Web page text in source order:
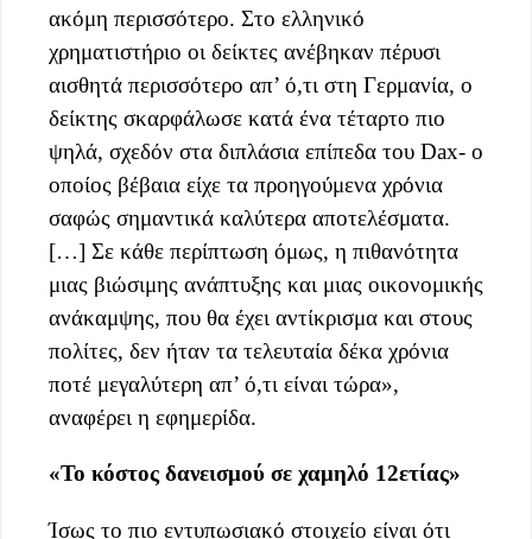
ακόμη περισσότερο. Στο ελληνικό
χρηματιστήριο οι δείκτες ανέβηκαν πέρυσι
αισθητά περισσότερο απ’ ό,τι στη Γερμανία, ο
δείκτης σκαρφάλωσε κατά ένα τέταρτο πιο
ψηλά, σχεδόν στα διπλάσια επίπεδα του Dax- ο
οποίος βέβαια είχε τα προηγούμενα χρόνια
σαφώς σημαντικά καλύτερα αποτελέσματα.
[…] Σε κάθε περίπτωση όμως, η πιθανότητα
μιας βιώσιμης ανάπτυξης και μιας οικονομικής
ανάκαμψης, που θα έχει αντίκρισμα και στους
πολίτες, δεν ήταν τα τελευταία δέκα χρόνια
ποτέ μεγαλύτερη απ’ ό,τι είναι τώρα»,
αναφέρει η εφημερίδα.
«Το κόστος δανεισμού σε χαμηλό 12ετίας»
Ίσως το πιο εντυπωσιακό στοιχείο είναι ότι